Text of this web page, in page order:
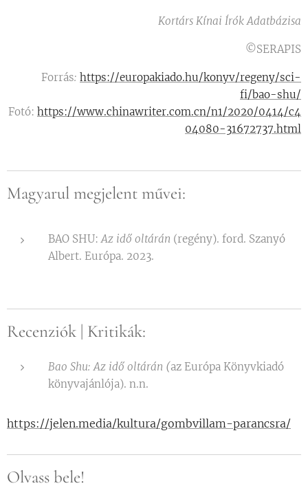
Kortárs Kínai Írók Adatbázisa
©SERAPIS
Forrás: https://europakiado.hu/konyv/regeny/sci-
fi/bao-shu/
Fotó: https://www.chinawriter.com.cn/n1/2020/0414/c4
04080-31672737.html
Magyarul megjelent művei:
BAO SHU:Az idő oltárán (regény). ford. Szanyó
Albert. Európa. 2023.
Recenziók | Kritikák:
Bao Shu: Az idő oltárán (az Európa Könyvkiadó
könyvajánlója). n.n.
https://jelen.media/kultura/gombvillam-parancsra/
Olvass bele!